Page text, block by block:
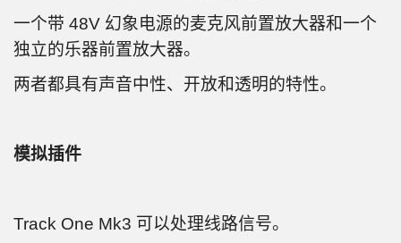
一个带 48V 幻象电源的麦克风前置放大器和一个
独立的乐器前置放大器。
两者都具有声音中性、开放和透明的特性。
模拟插件
Track One Mk3 可以处理线路信号。